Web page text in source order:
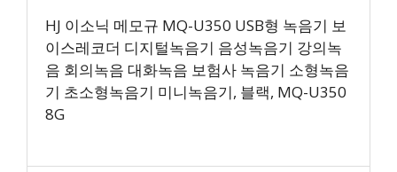
HJ 이소닉 메모규 MQ-U350 USB형 녹음기 보
이스레코더 디지털녹음기 음성녹음기 강의녹
음 회의녹음 대화녹음 보험사 녹음기 소형녹음
기 초소형녹음기 미니녹음기, 블랙, MQ-U350
8G